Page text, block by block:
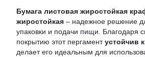
Бумага листовая жиростойкая
жиростойкая – надежное решение
упаковки и подачи пищи. Благодаря
покрытию этот пергаментустойчив
делает его идеальным для